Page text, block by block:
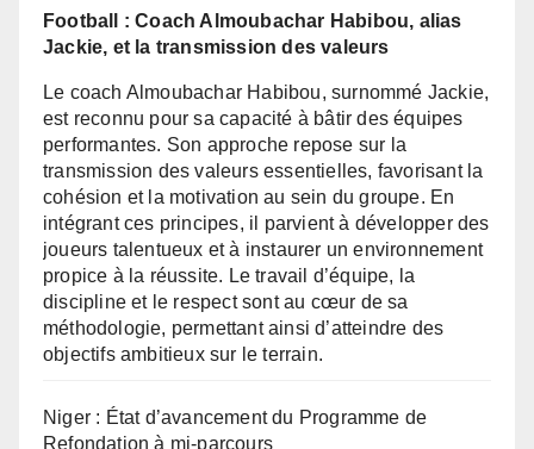
Football : Coach Almoubachar Habibou, alias
Jackie, et la transmission des valeurs
Le coach Almoubachar Habibou, surnommé Jackie,
est reconnu pour sa capacité à bâtir des équipes
performantes. Son approche repose sur la
transmission des valeurs essentielles, favorisant la
cohésion et la motivation au sein du groupe. En
intégrant ces principes, il parvient à développer des
joueurs talentueux et à instaurer un environnement
propice à la réussite. Le travail d’équipe, la
discipline et le respect sont au cœur de sa
méthodologie, permettant ainsi d’atteindre des
objectifs ambitieux sur le terrain.
Niger : État d’avancement du Programme de
Refondation à mi-parcours